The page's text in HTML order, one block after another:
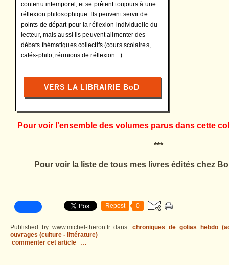
contenu intemporel, et se prêtent toujours à une
réflexion philosophique. Ils peuvent servir de
points de départ pour la réflexion individuelle du
lecteur, mais aussi ils peuvent alimenter des
débats thématiques collectifs (cours scolaires,
cafés-philo, réunions de réflexion...).
VERS LA LIBRAIRIE BoD
Pour voir l'ensemble des volumes parus dans cette
***
Pour voir la liste de tous mes livres édités chez
Repost 0
Published by www.michel-theron.fr dans
chroniques de golias hebdo
ouvrages (culture - littérature)
commenter cet article
…